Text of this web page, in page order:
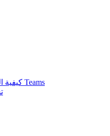
كيفية الحصول على نص اجتماع من Teams